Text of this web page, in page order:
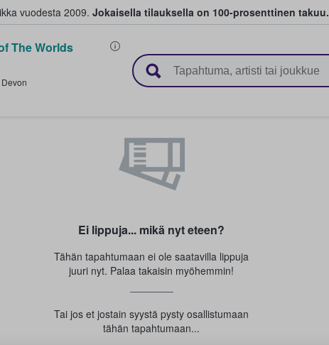
vuodesta 2009. Jokaisella tilauksella on 100-prosenttinen takuu.
lippuja
The Worlds
Devon
Ei lippuja... mikä nyt eteen?
Tähän tapahtumaan ei ole saatavilla lippuja
juuri nyt. Palaa takaisin myöhemmin!
Tai jos et jostain syystä pysty osallistumaan
tähän tapahtumaan...